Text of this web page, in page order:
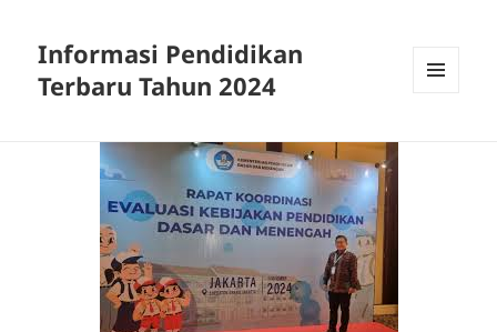
Informasi Pendidikan
Terbaru Tahun 2024